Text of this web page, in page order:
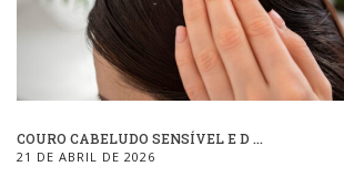
COURO CABELUDO SENSÍVEL E D ...
21 DE ABRIL DE 2026